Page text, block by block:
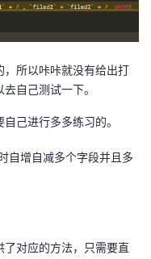
所以咔咔就没有给出打
自己测试一下。
己进行多多练习的。
自增自减多个字段并且多
对应的方法，只需要直